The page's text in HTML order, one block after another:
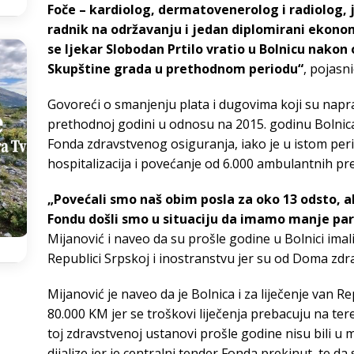
Foče – kardiolog, dermatovenerolog i
radnik na održavanju i jedan diplomirani
se ljekar Slobodan Prtilo vratio u Bolnicu
Skupštine grada u prethodnom periodu“,
Govoreći o smanjenju plata i dugovima koji su
prethodnoj godini u odnosu na 2015. godinu
Fonda zdravstvenog osiguranja, iako je u istom
hospitalizacija i povećanje od 6.000 ambulantnih
„Povećali smo naš obim posla za oko 13
Fondu došli smo u situaciju da imamo manje
Mijanović i naveo da su prošle godine u Bolnici
Republici Srpskoj i inostranstvu jer su od Doma
Mijanović je naveo da je Bolnica i za liječenje van
80.000 KM jer se troškovi liječenja prebacuju na
toj zdravstvenoj ustanovi prošle godine nisu bili u